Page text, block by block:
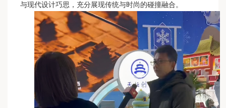
与现代设计巧思，充分展现传统与时尚的碰撞融合。